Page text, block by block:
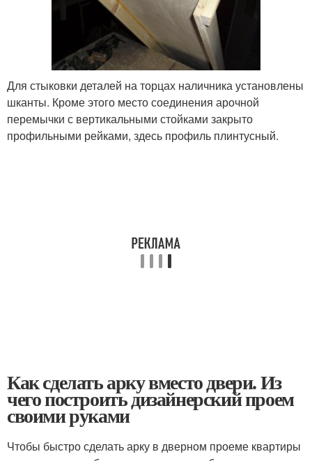
Для стыковки деталей на торцах наличника установлены
шканты. Кроме этого место соединения арочной
перемычки с вертикальными стойками закрыто
профильными рейками, здесь профиль плинтусный.
Как сделать арку вместо двери. Из
чего построить дизайнерский проем
своими руками
Чтобы быстро сделать арку в дверном проеме квартиры